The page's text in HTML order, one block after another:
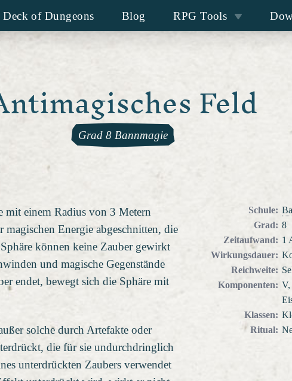
Deck of Dungeons Blog RPG Tools
Feld
Grad 8 Bannmagie
mit einem Radius von 3 Metern
Energie abgeschnitten, die
können keine Zauber gewirkt
und magische Gegenstände
endet, bewegt sich die Sphäre mit
solche durch Artefakte oder
die für sie undurchdringlich
unterdrückten Zaubers verwendet
Schule:
Grad: 8
Zeitaufwand: 1
Wirkungsdauer:
Reichweite:
Komponenten: V,
Klassen:
Ritual: